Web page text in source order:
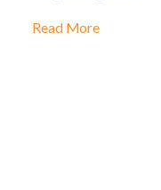
Read More